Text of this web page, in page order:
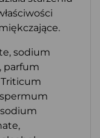
sodium
parfum
Triticum